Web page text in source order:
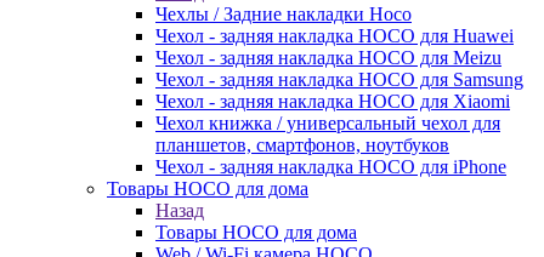
Чехлы / Задние накладки Hoco
Чехол - задняя накладка HOCO для Huawei
Чехол - задняя накладка HOCO для Meizu
Чехол - задняя накладка HOCO для Samsung
Чехол - задняя накладка HOCO для Xiaomi
Чехол книжка / универсальный чехол для
планшетов, смартфонов, ноутбуков
Чехол - задняя накладка HOCO для iPhone
Товары HOCO для дома
Назад
Товары HOCO для дома